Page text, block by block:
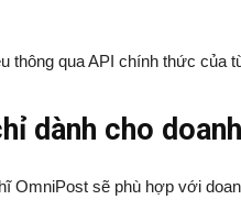
thông qua API chính thức của
dành cho
OmniPost sẽ phù hợp với